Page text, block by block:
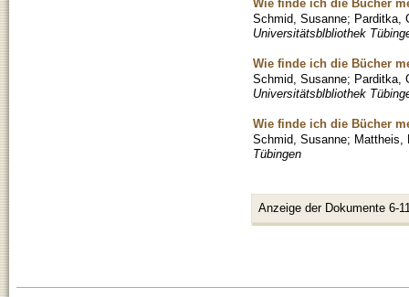
Wie finde ich die Bücher
Schmid, Susanne; Parditka,
Universitätsblbliothek
Wie finde ich die Bücher
Schmid, Susanne; Parditka,
Universitätsblbliothek
Wie finde ich die Bücher
Schmid, Susanne; Mattheis,
Tübingen
Anzeige der Dokumente 6-